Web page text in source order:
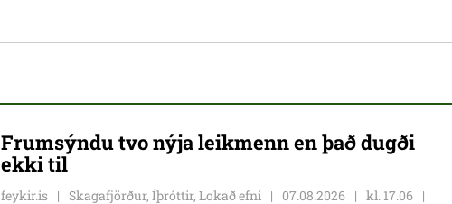
Frumsýndu tvo nýja leikmenn en það dugði
ekki til
feykir.is Skagafjörður, Íþróttir, Lokað efni 07.08.2026
kl. 17.06